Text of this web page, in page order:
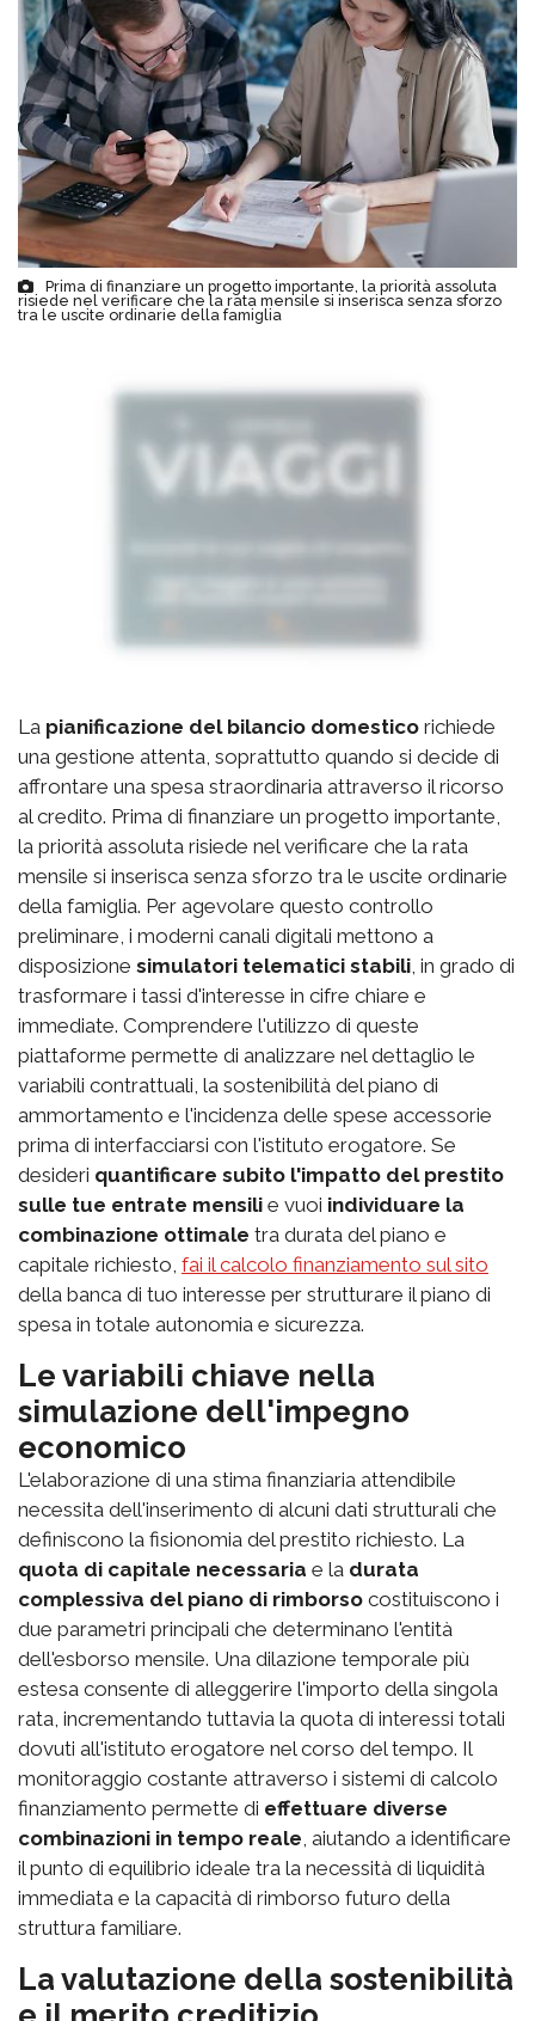
Prima di finanziare un progetto importante, la priorità assoluta
risiede nel verificare che la rata mensile si inserisca senza sforzo
tra le uscite ordinarie della famiglia
La pianificazione del bilancio domestico richiede
una gestione attenta, soprattutto quando si decide di
affrontare una spesa straordinaria attraverso il ricorso
al credito. Prima di finanziare un progetto importante,
la priorità assoluta risiede nel verificare che la rata
mensile si inserisca senza sforzo tra le uscite ordinarie
della famiglia. Per agevolare questo controllo
preliminare, i moderni canali digitali mettono a
disposizione simulatori telematici stabili , in grado di
trasformare i tassi d'interesse in cifre chiare e
immediate. Comprendere l'utilizzo di queste
piattaforme permette di analizzare nel dettaglio le
variabili contrattuali, la sostenibilità del piano di
ammortamento e l'incidenza delle spese accessorie
prima di interfacciarsi con l'istituto erogatore. Se
desideri quantificare subito l'impatto del prestito
sulle tue entrate mensili e vuoi individuare la
combinazione ottimale tra durata del piano e
capitale richiesto, fai il calcolo finanziamento sul sito
della banca di tuo interesse per strutturare il piano di
spesa in totale autonomia e sicurezza.
Le variabili chiave nella
simulazione dell'impegno
economico
L'elaborazione di una stima finanziaria attendibile
necessita dell'inserimento di alcuni dati strutturali che
definiscono la fisionomia del prestito richiesto. La
quota di capitale necessaria e la durata
complessiva del piano di rimborso costituiscono i
due parametri principali che determinano l'entità
dell'esborso mensile. Una dilazione temporale più
estesa consente di alleggerire l'importo della singola
rata, incrementando tuttavia la quota di interessi totali
dovuti all'istituto erogatore nel corso del tempo. Il
monitoraggio costante attraverso i sistemi di calcolo
finanziamento permette di effettuare diverse
combinazioni in tempo reale , aiutando a identificare
il punto di equilibrio ideale tra la necessità di liquidità
immediata e la capacità di rimborso futuro della
struttura familiare.
La valutazione della sostenibilità